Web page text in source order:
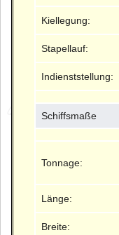
Kiellegung:
Stapellauf:
Indienststellung:
Schiffsmaße
Tonnage:
Länge:
Breite: